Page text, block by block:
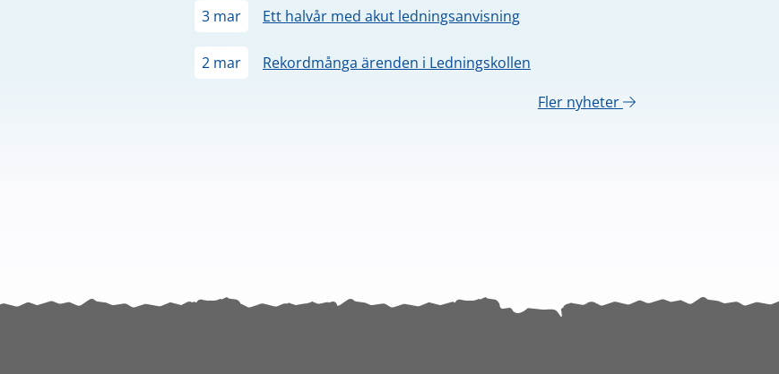
3 mar Ett halvår med akut ledningsanvisning
2 mar
Rekordmånga ärenden i Ledningskollen
Fler nyheter